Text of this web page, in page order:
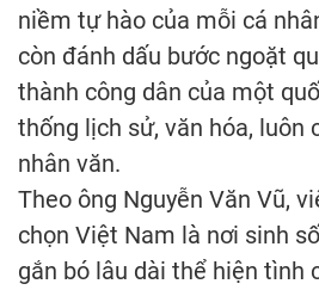
niềm tự hào của mỗi cá
còn đánh dấu bước ngoặt
thành công dân của một
thống lịch sử, văn hóa, luôn
nhân văn.
Theo ông Nguyễn Văn Vũ,
chọn Việt Nam là nơi sinh
gắn bó lâu dài thể hiện tình